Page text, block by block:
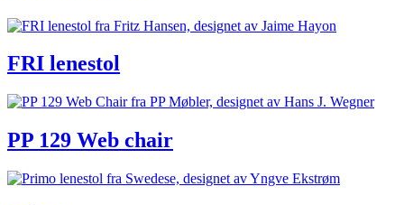
FRI lenestol
PP 129 Web chair